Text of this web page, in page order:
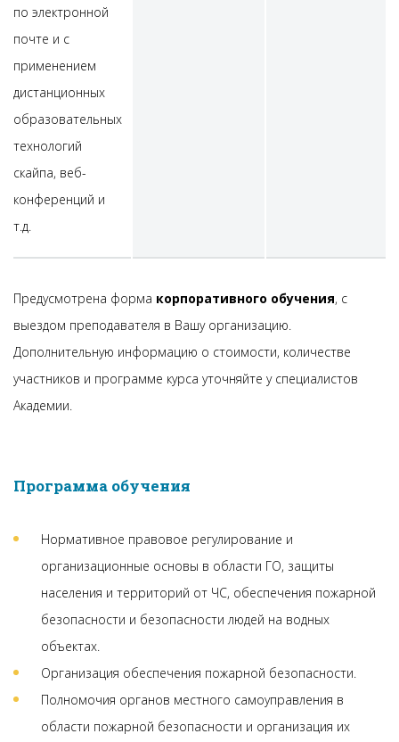
по электронной
почте и с
применением
дистанционных
образовательных
технологий
скайпа, веб-
конференций и
т.д.
Предусмотрена форма корпоративного обучения, с
выездом преподавателя в Вашу организацию.
Дополнительную информацию о стоимости, количестве
участников и программе курса уточняйте у специалистов
Академии.
Программа обучения
Нормативное правовое регулирование и
организационные основы в области ГО, защиты
населения и территорий от ЧС, обеспечения пожарной
безопасности и безопасности людей на водных
объектах.
Организация обеспечения пожарной безопасности.
Полномочия органов местного самоуправления в
области пожарной безопасности и организация их